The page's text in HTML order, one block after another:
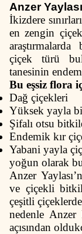
Anzer
İkizdere
en zengin
çiçek türü
tanesinin
Bu eşsiz flora
Dağ çiçekleri
Yüksek yayla
Şifalı otsu
Endemik kır
Yabani yayla
yoğun olarak
Anzer
ve çiçekli
çeşitli
nedenle
açısından